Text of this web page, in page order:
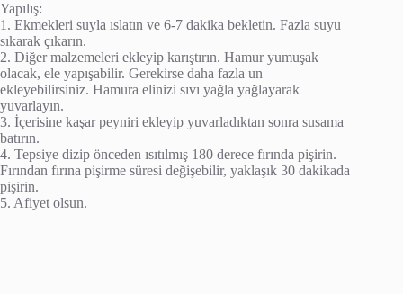
Yapılış:
1. Ekmekleri suyla ıslatın ve 6-7 dakika bekletin. Fazla suyu
sıkarak çıkarın.
2. Diğer malzemeleri ekleyip karıştırın. Hamur yumuşak
olacak, ele yapışabilir. Gerekirse daha fazla un
ekleyebilirsiniz. Hamura elinizi sıvı yağla yağlayarak
yuvarlayın.
3. İçerisine kaşar peyniri ekleyip yuvarladıktan sonra susama
batırın.
4. Tepsiye dizip önceden ısıtılmış 180 derece fırında pişirin.
Fırından fırına pişirme süresi değişebilir, yaklaşık 30 dakikada
pişirin.
5. Afiyet olsun.